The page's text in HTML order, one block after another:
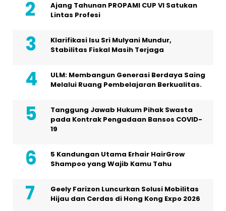
Ajang Tahunan PROPAMI CUP VI Satukan
Lintas Profesi
Klarifikasi Isu Sri Mulyani Mundur,
Stabilitas Fiskal Masih Terjaga
ULM: Membangun Generasi Berdaya Saing
Melalui Ruang Pembelajaran Berkualitas.
Tanggung Jawab Hukum Pihak Swasta
pada Kontrak Pengadaan Bansos COVID-
19
5 Kandungan Utama Erhair HairGrow
Shampoo yang Wajib Kamu Tahu
Geely Farizon Luncurkan Solusi Mobilitas
Hijau dan Cerdas di Hong Kong Expo 2026